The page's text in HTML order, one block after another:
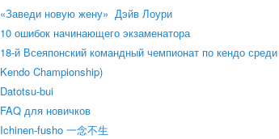
содержимому
содержимому
«Заведи новую жену» Дэйв Лоури
10 ошибок начинающего экзаменатора
18-й Всеяпонский командный чемпионат по кендо
Kendo Championship)
Datotsu-bui
FAQ для новичков
Ichinen-fusho 一念不生